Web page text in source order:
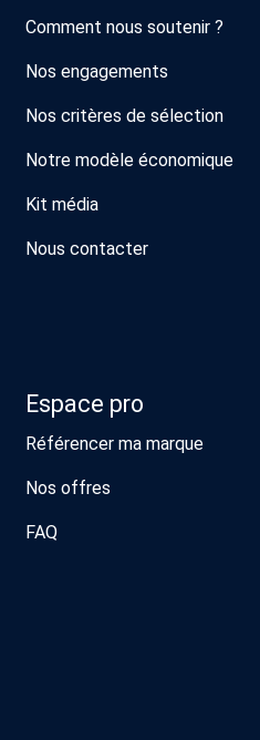
Comment nous soutenir ?
Nos engagements
Nos critères de sélection
Notre modèle économique
Kit média
Nous contacter
Espace pro
Référencer ma marque
Nos offres
FAQ